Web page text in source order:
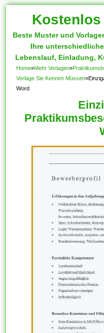
Kostenlos
Beste Muster und
Ihre
Lebenslauf, Einladung,
Home»Mehr Vorlagen»
Vorlage Sie Kennen Müssen»
Word